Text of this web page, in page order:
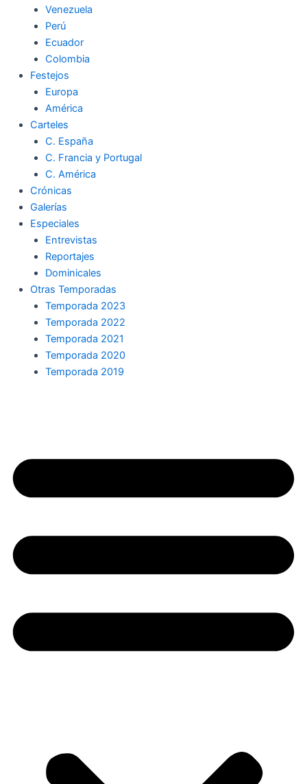
k
Venezuela
Perú
Ecuador
Colombia
Festejos
Europa
América
Carteles
C. España
C. Francia y Portugal
C. América
Crónicas
Galerías
Especiales
Entrevistas
Reportajes
Dominicales
Otras Temporadas
Temporada 2023
Temporada 2022
Temporada 2021
Temporada 2020
Temporada 2019